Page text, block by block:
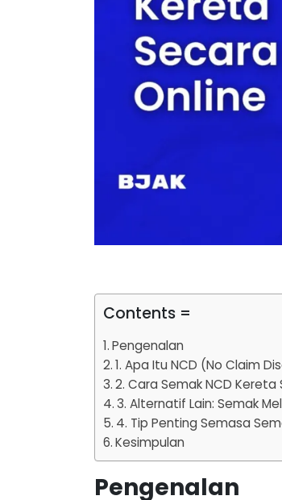
Contents =
Pengenalan
1. Apa Itu NCD (No Claim
2. Cara Semak NCD Kereta
3. Alternatif Lain: Semak
4. Tip Penting Semasa
Kesimpulan
Pengenalan